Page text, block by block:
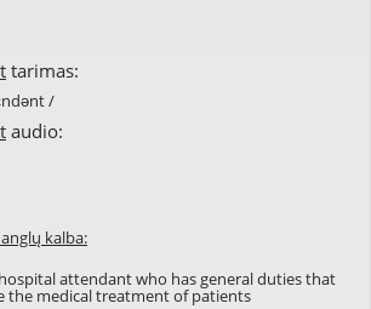
tarimas:
/
audio:
kalba:
attendant who has general duties that
the medical treatment of patients